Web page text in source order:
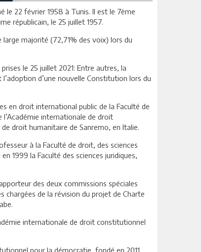
le 22 février 1958 à Tunis. Il est le 7ème
républicain, le 25 juillet 1957.
large majorité (72,71% des voix) lors du
le 25 juillet 2021: Entre autres, la
d’une nouvelle Constitution lors du
en droit international public de la Faculté de
l’Académie internationale de droit
droit humanitaire de Sanremo, en Italie.
à la Faculté de droit, des sciences
1999 la Faculté des sciences juridiques,
des deux commissions spéciales
chargées de la révision du projet de Charte
internationale de droit constitutionnel
pour la démocratie, fondé en 2011.